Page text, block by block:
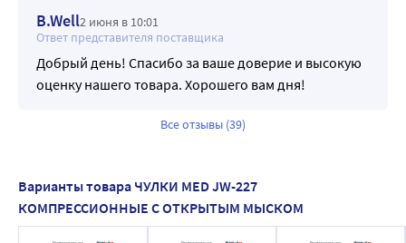
-Безопасность и гипоаллергенность:
Все материалы, из которых производятся чулки
соответствуют требованиям европейского стандарта
безопасности в текстильном производстве Oeko-Tex
B.Well2 июня в 10:01
Ответ представителя поставщика
Добрый день! Спасибо за ваше доверие и высокую
оценку нашего товара. Хорошего вам дня!
Все отзывы (39)
Варианты товара ЧУЛКИ MED JW-227
КОМПРЕССИОННЫЕ С ОТКРЫТЫМ МЫСКОМ